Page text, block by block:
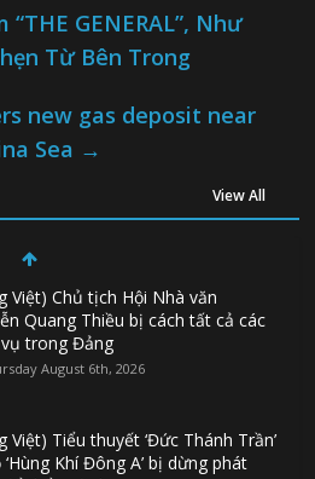
GENERAL”, Như
Từ Bên Trong
new gas deposit near
Sea →
View All
Việt) Chủ tịch Hội Nhà văn
Quang Thiều bị cách tất cả các
trong Đảng
August 6th, 2026
Việt) Tiểu thuyết ‘Đức Thánh Trần’
‘Hùng Khí Đông A’ bị dừng phát